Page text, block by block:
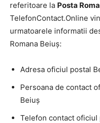
referitoare la Posta
TelefonContact.Online
urmatoarele informatii
Romana Beiuş:
Adresa oficiul postal
Persoana de contact
Beiuş
Telefon contact oficiul